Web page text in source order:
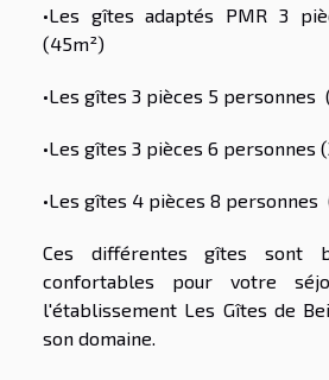
•Les gîtes adaptés PMR 3
(45m²)
•Les gîtes 3 pièces 5 personnes
•Les gîtes 3 pièces 6 personnes
•Les gîtes 4 pièces 8 personnes
Ces différentes gîtes sont
confortables pour votre
l'établissement Les Gîtes de
son domaine.